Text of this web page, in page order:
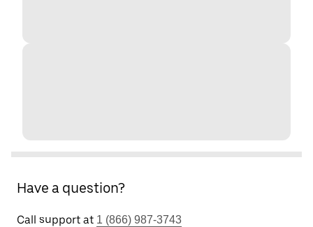
Have a question?
Call support at 1 (866) 987-3743